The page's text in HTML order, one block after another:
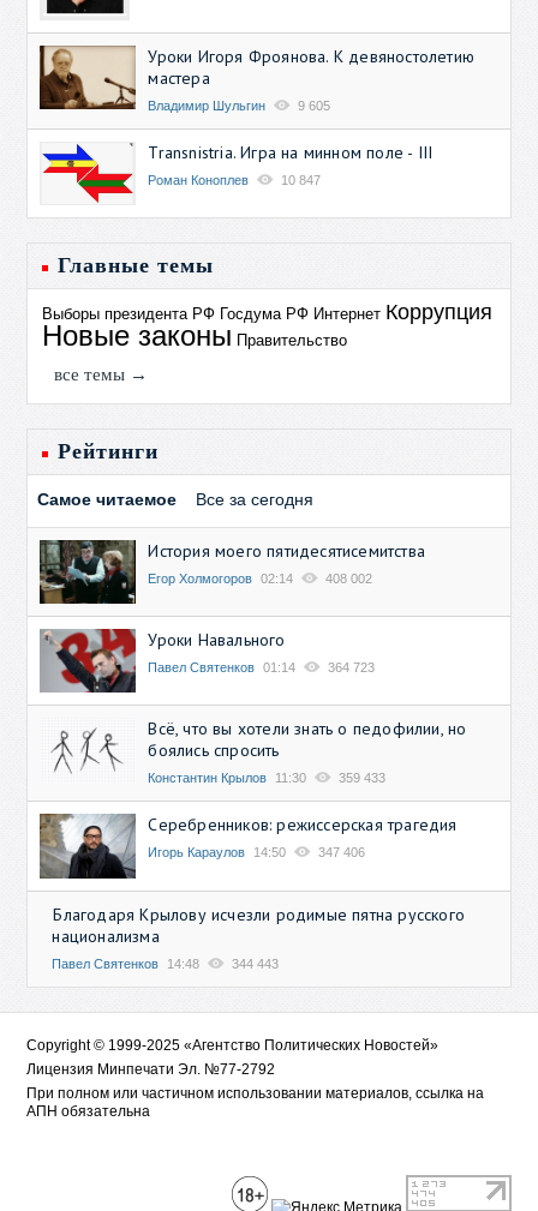
Уроки Игоря Фроянова. К девяностолетию
мастера
Владимир Шульгин 9 605
Transnistria. Игра на минном поле - III
Роман Коноплев 10 847
Главные темы
Выборы президента РФ Госдума РФ Интернет Коррупция
Новые законы Правительство
все темы →
Рейтинги
Самое читаемое Все за сегодня
История моего пятидесятисемитства
Егор Холмогоров 02:14 408 002
Уроки Навального
Павел Святенков 01:14 364 723
Всё, что вы хотели знать о педофилии, но
боялись спросить
Константин Крылов 11:30 359 433
Серебренников: режиссерская трагедия
Игорь Караулов 14:50 347 406
Благодаря Крылову исчезли родимые пятна русского
национализма
Павел Святенков 14:48 344 443
Copyright © 1999-2025 «Агентство Политических Новостей»
Лицензия Минпечати Эл. №77-2792
При полном или частичном использовании материалов, ссылка на
АПН обязательна